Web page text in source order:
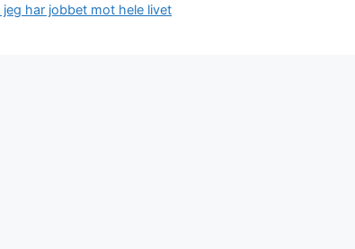
jeg har jobbet mot hele livet